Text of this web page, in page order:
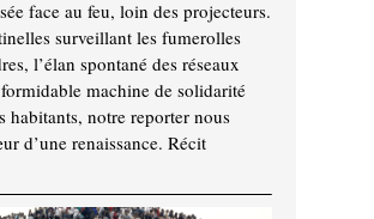
face au feu, loin des projecteurs.
surveillant les fumerolles
l’élan spontané des réseaux
machine de solidarité
habitants, notre reporter nous
d’une renaissance. Récit